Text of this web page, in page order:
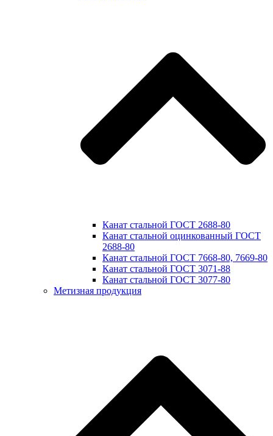
Канат стальной ГОСТ 2688-80
Канат стальной оцинкованный ГОСТ
2688-80
Канат стальной ГОСТ 7668-80, 7669-80
Канат стальной ГОСТ 3071-88
Канат стальной ГОСТ 3077-80
Метизная продукция